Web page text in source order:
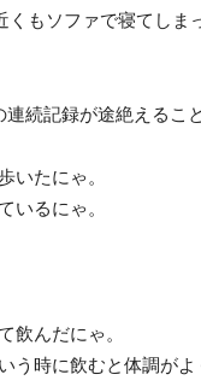
もソファで寝てしま
続記録が途絶えるこ
いたにゃ。
いるにゃ。
飲んだにゃ。
う時に飲むと体調がよ